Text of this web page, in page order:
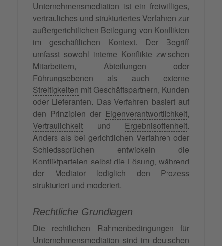
Unternehmensmediation ist ein freiwilliges,
vertrauliches und strukturiertes Verfahren zur
außergerichtlichen Beilegung von Konflikten
im geschäftlichen Kontext. Der Begriff
umfasst sowohl interne Konflikte zwischen
Mitarbeitern, Abteilungen oder
Führungsebenen als auch externe
Streitigkeiten mit Geschäftspartnern, Kunden
oder Lieferanten. Das Verfahren basiert auf
den Prinzipien der Eigenverantwortlichkeit,
Vertraulichkeit und Ergebnisoffenheit.
Anders als bei gerichtlichen Verfahren oder
Schiedssprüchen entwickeln die
Konfliktparteien selbst die Lösung, während
der Mediatorlediglich den Prozess
strukturiert und moderiert.
Rechtliche Grundlagen
Die rechtlichen Rahmenbedingungen für
Unternehmensmediation sind im deutschen